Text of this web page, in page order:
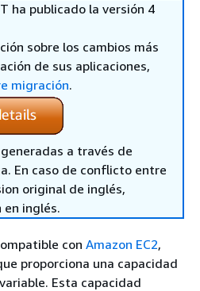
ha publicado la versión 4
sobre los cambios más
de sus aplicaciones,
migración.
a través de
En caso de conflicto entre
original de inglés,
en inglés.
con Amazon EC2,
proporciona una capacidad
Esta capacidad